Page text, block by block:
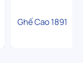
Ghế Cao 1891